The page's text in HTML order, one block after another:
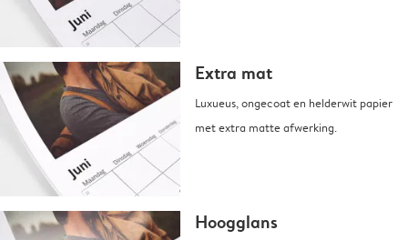
Extra mat
Luxueus, ongecoat en helderwit papier
met extra matte afwerking.
Hoogglans